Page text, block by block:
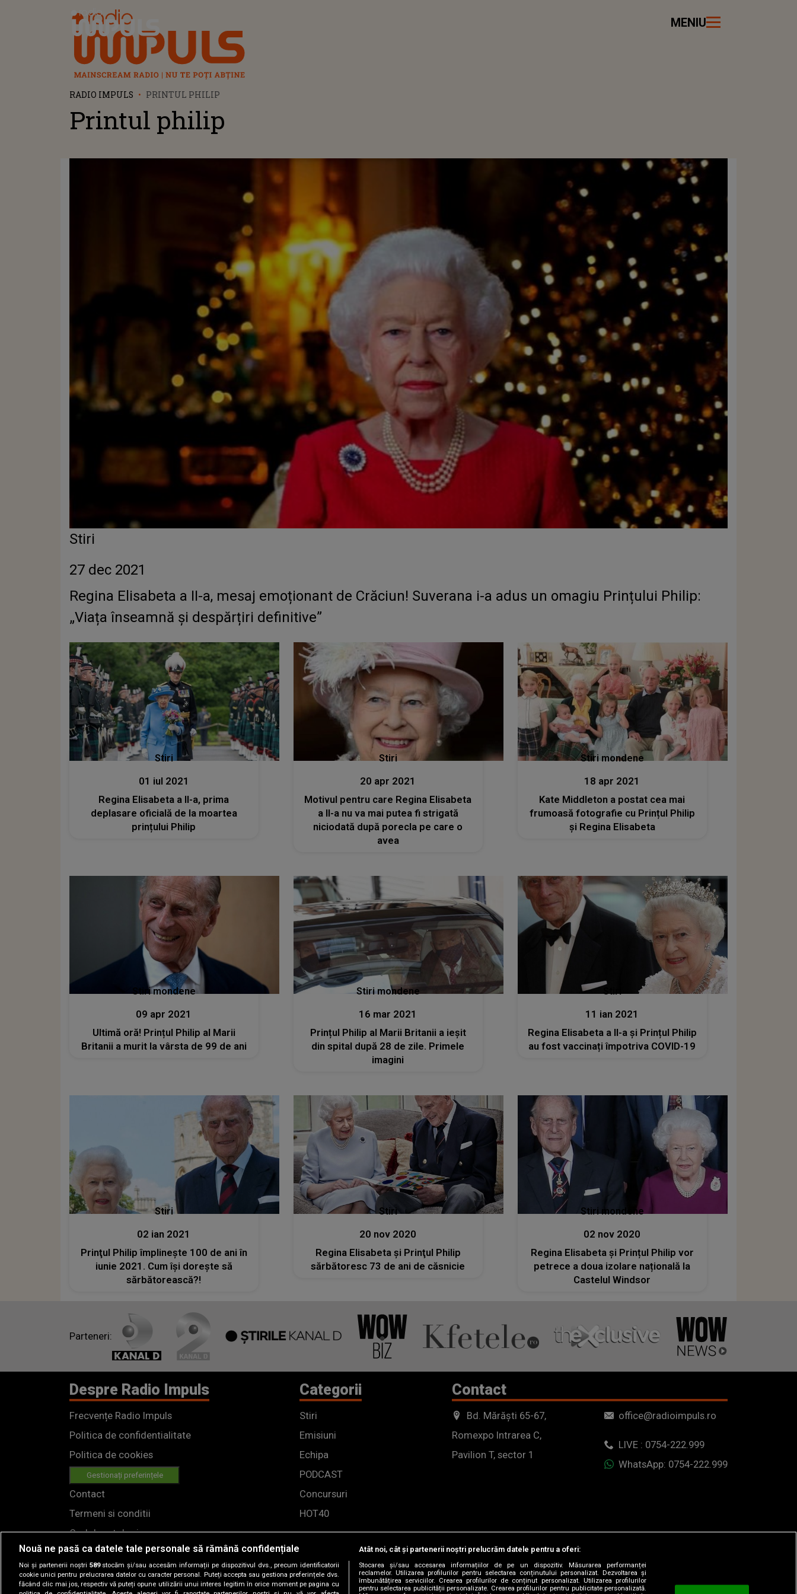
Radio Impuls MENIU
RADIO IMPULS PRINTUL PHILIP
Printul philip
Stiri
27 dec 2021
Regina Elisabeta a II-a, mesaj emoționant de Crăciun! Suverana i-a adus un omagiu Prințului Philip:
„Viața înseamnă și despărțiri definitive”
Stiri
01 iul 2021
Regina Elisabeta a II-a, prima
deplasare oficială de la moartea
prințului Philip
Stiri
20 apr 2021
Motivul pentru care Regina Elisabeta
a II-a nu va mai putea fi strigată
niciodată după porecla pe care o
avea
Stiri mondene
18 apr 2021
Kate Middleton a postat cea mai
frumoasă fotografie cu Prințul Philip
și Regina Elisabeta
Stiri mondene
09 apr 2021
Ultimă oră! Prințul Philip al Marii
Britanii a murit la vârsta de 99 de ani
Stiri mondene
16 mar 2021
Prințul Philip al Marii Britanii a ieșit
din spital după 28 de zile. Primele
imagini
Stiri
11 ian 2021
Regina Elisabeta a II-a și Prințul Philip
au fost vaccinați împotriva COVID-19
Stiri
02 ian 2021
Prinţul Philip împlineşte 100 de ani în
iunie 2021. Cum îşi doreşte să
sărbătorească?!
Stiri
20 nov 2020
Regina Elisabeta şi Prinţul Philip
sărbătoresc 73 de ani de căsnicie
Stiri mondene
02 nov 2020
Regina Elisabeta și Prințul Philip vor
petrece a doua izolare națională la
Castelul Windsor
Parteneri:
Despre Radio Impuls
Frecvențe Radio Impuls
Politica de confidentialitate
Politica de cookies
Gestionați preferințele
Contact
Termeni si conditii
Cod deontologic
Regulamente
Categorii
Stiri
Emisiuni
Echipa
PODCAST
Concursuri
HOT40
Contact
Bd. Mărăști 65-67,
Romexpo Intrarea C,
Pavilion T, sector 1
office@radioimpuls.ro
LIVE : 0754-222.999
WhatsApp: 0754-222.999
Nouă ne pasă ca datele tale personale să rămână confidențiale
Noi și partenerii noștri 589stocăm și/sau accesăm informații pe dispozitivul dvs., precum identificatorii
cookie unici pentru prelucrarea datelor cu caracter personal. Puteți accepta sau gestiona preferințele dvs.
făcând clic mai jos, respectiv vă puteți opune utilizării unui interes legitim în orice moment pe pagina cu
Atât noi, cât și partenerii noștri prelucrăm datele pentru a oferi:
Stocarea și/sau accesarea informațiilor de pe un dispozitiv. Măsurarea performanței
reclamelor. Utilizarea profilurilor pentru selectarea conținutului personalizat. Dezvoltarea și
îmbunătățirea serviciilor. Crearea profilurilor de conținut personalizat. Utilizarea profilurilor
pentru selectarea publicității personalizate. Crearea profilurilor pentru publicitate personalizată.